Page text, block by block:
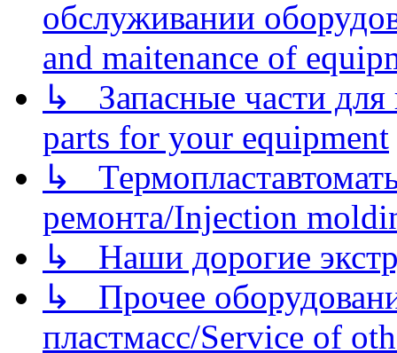
обслуживании
and maitenance of
↳ Запасные части для
parts for your equipment
↳
ремонта/Injection
↳ Наши дорогие
↳ Прочее
пластмасс/Service of